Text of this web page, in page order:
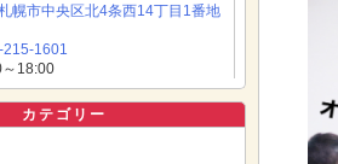
市中央区北4条西14丁目1番地
215-1601
～18:00
カテゴリー